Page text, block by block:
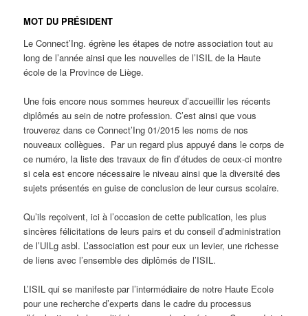
MOT DU PRÉSIDENT
Le Connect’Ing. égrène les étapes de notre association tout au
long de l’année ainsi que les nouvelles de l’ISIL de la Haute
école de la Province de Liège.
Une fois encore nous sommes heureux d’accueillir les récents
diplômés au sein de notre profession. C’est ainsi que vous
trouverez dans ce Connect’Ing 01/2015 les noms de nos
nouveaux collègues. Par un regard plus appuyé dans le corps de
ce numéro, la liste des travaux de fin d’études de ceux-ci montre
si cela est encore nécessaire le niveau ainsi que la diversité des
sujets présentés en guise de conclusion de leur cursus scolaire.
Qu’ils reçoivent, ici à l’occasion de cette publication, les plus
sincères félicitations de leurs pairs et du conseil d’administration
de l’UILg asbl. L’association est pour eux un levier, une richesse
de liens avec l’ensemble des diplômés de l’ISIL.
L’ISIL qui se manifeste par l’intermédiaire de notre Haute Ecole
pour une recherche d’experts dans le cadre du processus